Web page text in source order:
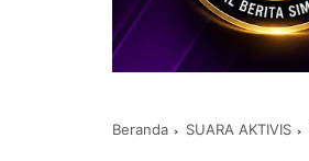
Beranda SUARA AKTIVIS